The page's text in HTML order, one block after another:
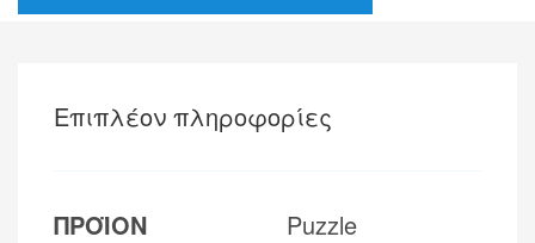
Επιπλέον πληροφορίες
ΠΡΟΪΟΝ Puzzle